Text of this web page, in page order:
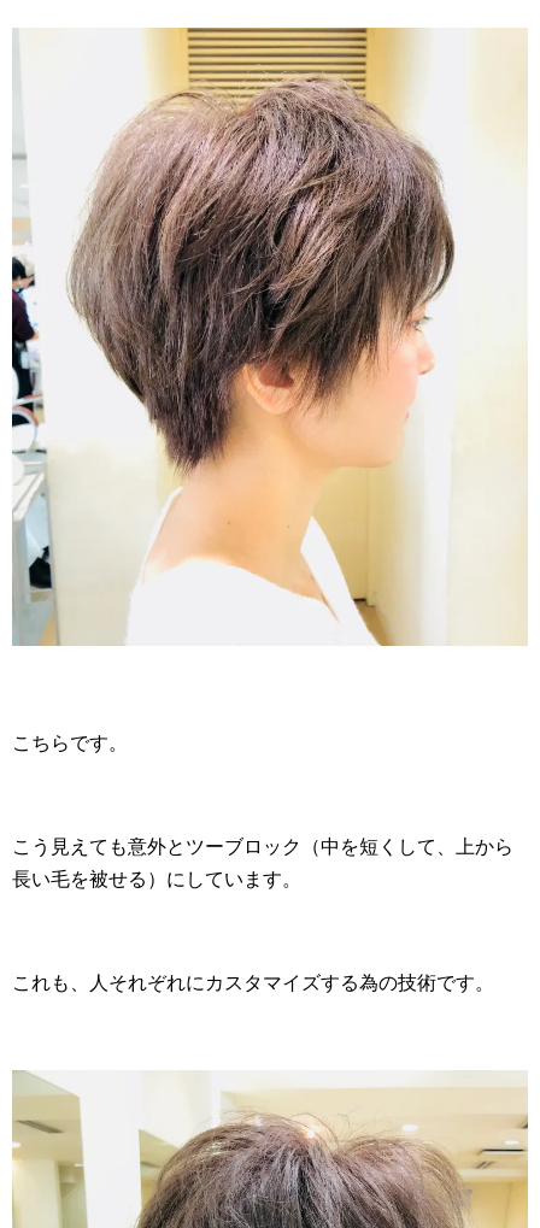
こちらです。
こう見えても意外とツーブロック（中を短くして、上から
長い毛を被せる）にしています。
これも、人それぞれにカスタマイズする為の技術です。